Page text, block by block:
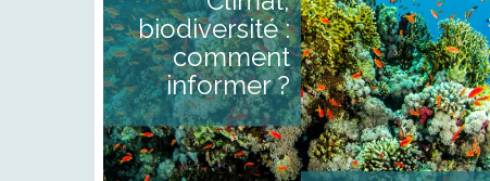
biodiversité :
comment
informer ?
techniques ou militants, les
enjeux environnementaux
sont parfois relégués au
second plan. Leur couverture
médiatique divise au sein
même des rédactions. Or, la
crise environnementale est
systémique et touche à tous
les domaines d’une
organisation d’information
générale [...]